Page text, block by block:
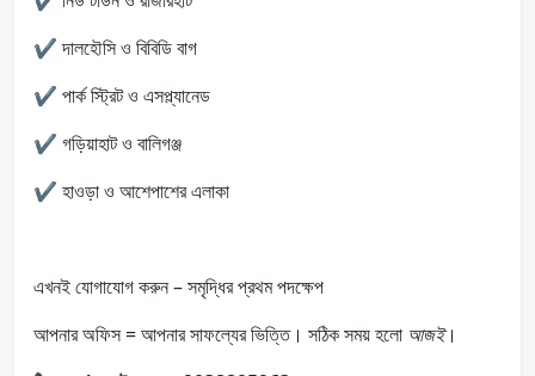
✔️ দালহৌসি ও বিবিডি বাগ
✔️ পার্ক স্ট্রিট ও এসপ্ল্যানেড
✔️ গড়িয়াহাট ও বালিগঞ্জ
✔️ হাওড়া ও আশেপাশের এলাকা
এখনই যোগাযোগ করুন – সমৃদ্ধির প্রথম পদক্ষেপ
আপনার অফিস = আপনার সাফল্যের ভিত্তি। সঠিক সময় হলো আজই।